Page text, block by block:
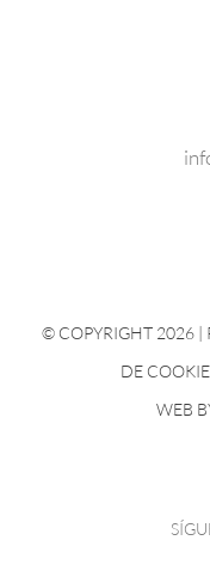
© COPYRIGHT 2026 |
DE
WEB